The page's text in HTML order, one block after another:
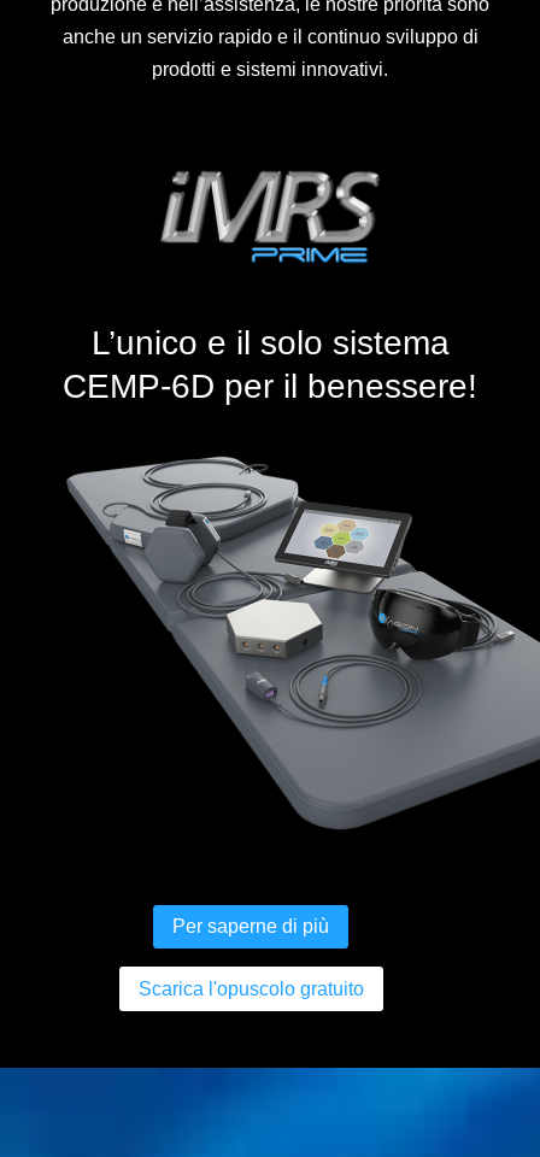
produzione e nell’assistenza, le nostre priorità sono
anche un servizio rapido e il continuo sviluppo di
prodotti e sistemi innovativi.
L’unico e il solo sistema
CEMP-6D per il benessere!
Per saperne di più
Scarica l'opuscolo gratuito